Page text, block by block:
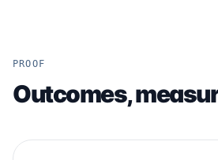
PROOF
Outcomes,